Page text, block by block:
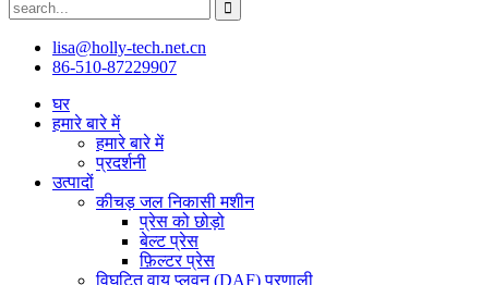
lisa@holly-tech.net.cn
86-510-87229907
घर
हमारे बारे में
हमारे बारे में
प्रदर्शनी
उत्पादों
कीचड़ जल निकासी मशीन
प्रेस को छोड़ो
बेल्ट प्रेस
फ़िल्टर प्रेस
विघटित वायु प्लवन (DAF) प्रणाली